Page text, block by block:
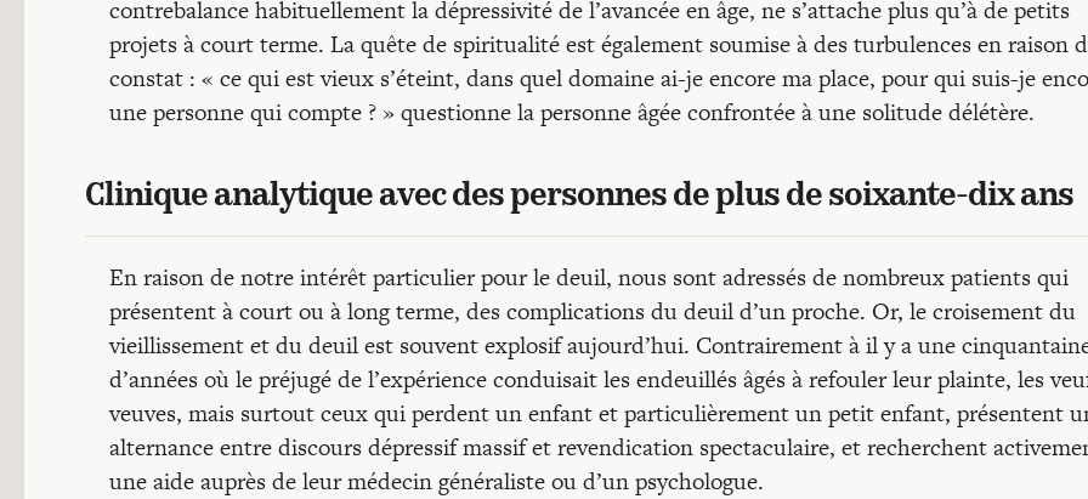
contrebalance habituellement la dépressivité de l’avancée en âge, ne s’attache plus qu’à de petits
projets à court terme. La quête de spiritualité est également soumise à des turbulences en raison
constat : « ce qui est vieux s’éteint, dans quel domaine ai-je encore ma place, pour qui suis-je
une personne qui compte ? » questionne la personne âgée confrontée à une solitude délétère.
Clinique analytique avec des personnes de plus de soixante-dix ans
En raison de notre intérêt particulier pour le deuil, nous sont adressés de nombreux patients qui
présentent à court ou à long terme, des complications du deuil d’un proche. Or, le croisement du
vieillissement et du deuil est souvent explosif aujourd’hui. Contrairement à il y a une
d’années où le préjugé de l’expérience conduisait les endeuillés âgés à refouler leur plainte, les
veuves, mais surtout ceux qui perdent un enfant et particulièrement un petit enfant, présentent
alternance entre discours dépressif massif et revendication spectaculaire, et recherchent
une aide auprès de leur médecin généraliste ou d’un psychologue.